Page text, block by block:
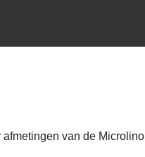
van de Microlino